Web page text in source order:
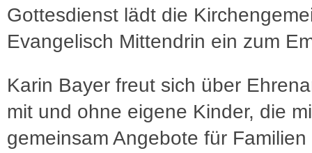
Gottesdienst lädt die
Evangelisch Mittendrin ein zum
Karin Bayer freut sich über
mit und ohne eigene Kinder, die
gemeinsam Angebote für